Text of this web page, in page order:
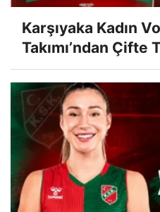
Karşıyaka Kadın
Takımı’ndan Çifte